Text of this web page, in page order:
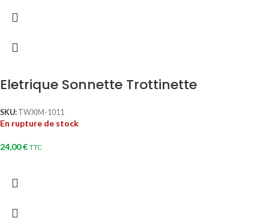
Eletrique Sonnette Trottinette
SKU: TWXIM-1011
En rupture de stock
24,00€ TTC